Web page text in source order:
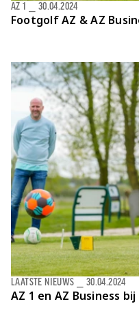
Footgolf AZ & AZ
AZ 1 30.04.2024
AZ 1 en AZ Business
LAATSTE NIEUWS 30.04.2024